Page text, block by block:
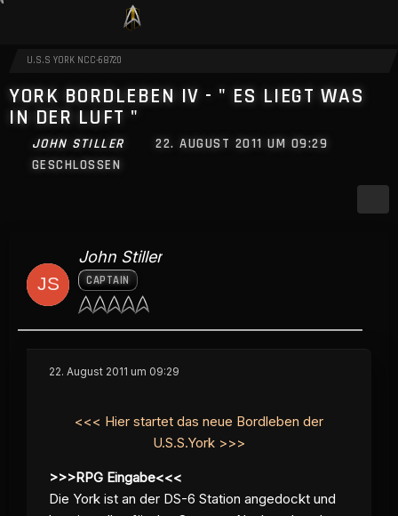
U.S.S YORK NCC-68720
YORK BORDLEBEN IV - " ES LIEGT WAS
IN DER LUFT "
JOHN STILLER
22. AUGUST 2011 UM 09:29
GESCHLOSSEN
John Stiller
CAPTAIN
22. August 2011 um 09:29
<<< Hier startet das neue Bordleben der
U.S.S.York >>>
>>>RPG Eingabe<<<
Die York ist an der DS-6 Station angedockt und